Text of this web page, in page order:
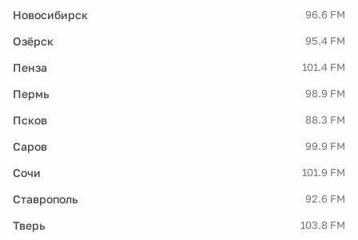
Новосибирск 96.6 FM
Озёрск 95.4 FM
Пенза 101.4 FM
Пермь 98.9 FM
Псков 88.3 FM
Саров 99.9 FM
Сочи 101.9 FM
Ставрополь 92.6 FM
Тверь 103.8 FM